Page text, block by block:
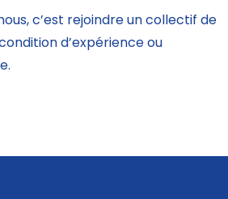
c’est rejoindre un collectif de
d’expérience ou